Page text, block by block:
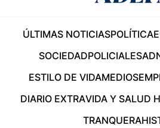
ÚLTIMAS NOTICIASPOLÍTICA
SOCIEDADPOLICIALES
ESTILO DE VIDAMEDIOS
DIARIO EXTRAVIDA Y SALUD
TRANQUERA